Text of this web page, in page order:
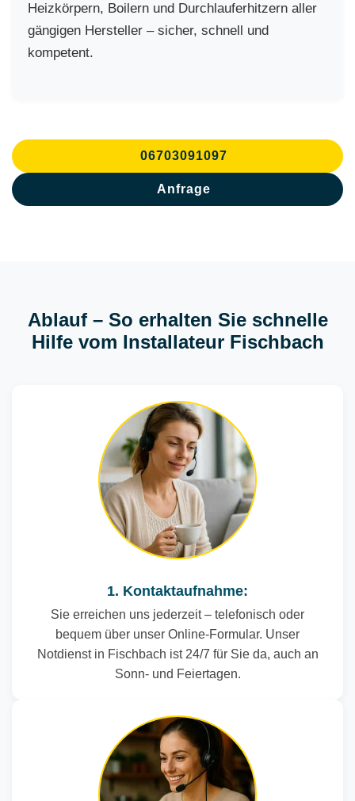
Heizkörpern, Boilern und Durchlauferhitzern aller
gängigen Hersteller – sicher, schnell und
kompetent.
06703091097
Anfrage
Ablauf – So erhalten Sie schnelle
Hilfe vom Installateur Fischbach
1. Kontaktaufnahme:
Sie erreichen uns jederzeit – telefonisch oder
bequem über unser Online-Formular. Unser
Notdienst in Fischbach ist 24/7 für Sie da, auch an
Sonn- und Feiertagen.